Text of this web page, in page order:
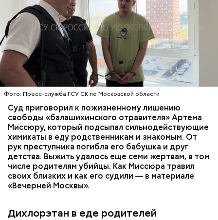
Фото: Пресс-служба ГСУ СК по Московской области
Суд приговорил к пожизненному лишению
свободы «балашихинского отравителя» Артема
Миссюру, который подсыпал сильнодействующие
химикаты в еду родственникам и знакомым. От
рук преступника погибла его бабушка и друг
детства. Выжить удалось еще семи жертвам, в том
числе родителям убийцы. Как Миссюра травил
своих близких и как его судили — в материале
«Вечерней Москвы».
Дихлорэтан в еде родителей
Все началось в июне, когда двое супругов
обратились в местную больницу с жалобами на
плохое самочувствие. Врачи не смогли поставить
им точный диагноз, после чего анализы
потерпевших направили на экспертизу. В них
специалисты обнаружили сильнодействующий
химикат дихлорэтан, который не мог попасть в
организм супругов случайно. То же самое вещество
нашли в еде, изъятой из квартиры пострадавших.
Видео: пресс-служба ГСУ СК по Московской области
ОТРАВЛЕНИЯ БАЛАШИХА
РОДИТЕЛИ
СЛЕДСТВЕННЫЙ КОМИТЕТ
ЭКСПЕРТИЗЫ
— Личность подозреваемого установлена,
полицией принимаются меры к задержанию, —
Республике Дагестан.
Стражи порядка отправились в село Чанко, где
может скрываться вероятный злоумышленник.
Параллельно с этим в Махачкале объявлен план
«Перехват». Въезд и выезд в город перекрыты.
Помимо этого, полицейские патрулируют улицы,
железнодорожный вокзал и аэропорт.